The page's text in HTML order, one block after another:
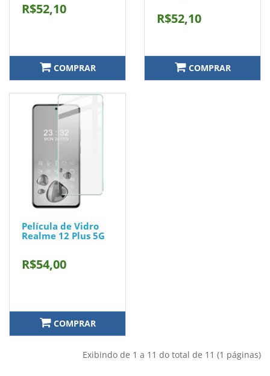
R$52,10
COMPRAR
R$52,10
COMPRAR
Película de Vidro
Realme 12 Plus 5G
R$54,00
COMPRAR
Exibindo de 1 a 11 do total de 11 (1 páginas)